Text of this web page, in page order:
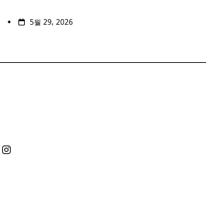
5월 29, 2026